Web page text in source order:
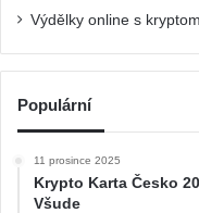
Výdělky online s
Populární
11 prosince 2025
Krypto Karta Česko
Všude